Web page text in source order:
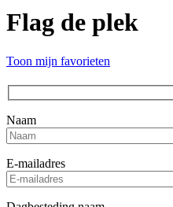
Flag de plek
Toon mijn favorieten
Naam
E-mailadres